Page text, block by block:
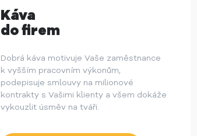
Káva
do firem
Dobrá káva motivuje Vaše zaměstnance
k vyšším pracovním výkonům,
podepisuje smlouvy na milionové
kontrakty s Vašimi klienty a všem dokáže
vykouzlit úsměv na tváři.